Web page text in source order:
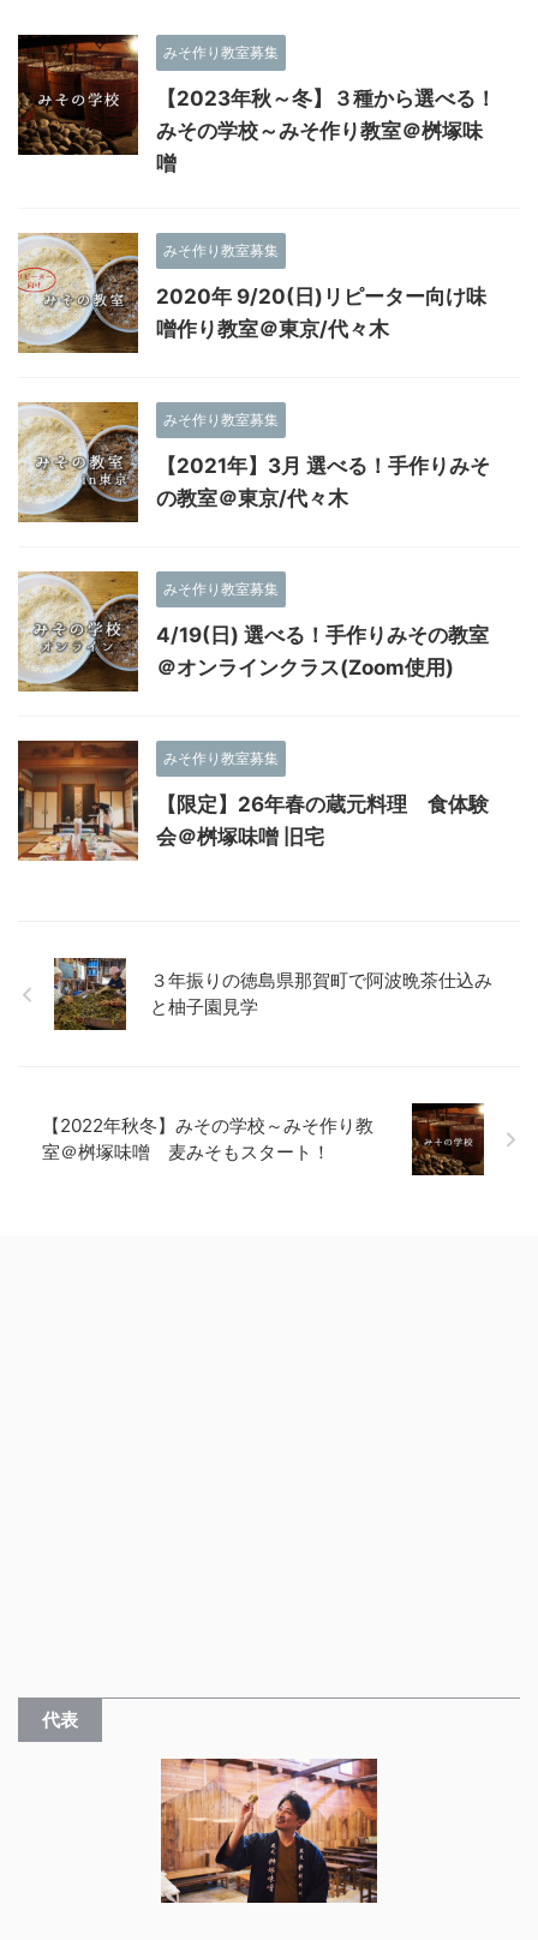
みそ作り教室募集
【2023年秋～冬】３種から選べる！
みその学校～みそ作り教室＠桝塚味
噌
みそ作り教室募集
2020年 9/20(日)リピーター向け味
噌作り教室＠東京/代々木
みそ作り教室募集
【2021年】3月 選べる！手作りみそ
の教室＠東京/代々木
みそ作り教室募集
4/19(日) 選べる！手作りみその教室
＠オンラインクラス(Zoom使用)
みそ作り教室募集
【限定】26年春の蔵元料理 食体験
会＠桝塚味噌 旧宅
３年振りの徳島県那賀町で阿波晩茶仕込み
と柚子園見学
【2022年秋冬】みその学校～みそ作り教
室＠桝塚味噌 麦みそもスタート！
代表